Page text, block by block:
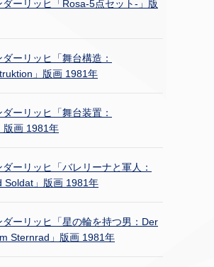
ーリッヒ「Rosa-5点セット-」版
ーリッヒ「舞台構造：
」版画 1981年
ーリッヒ「舞台装置：
版画 1981年
ーリッヒ「バレリーナと軍人：
Soldat」版画 1981年
ーリッヒ「星の輪を持つ男：Der
Sternrad」版画 1981年